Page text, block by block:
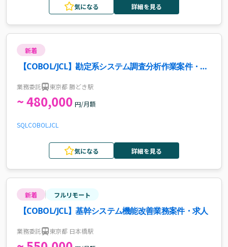
気になる 詳細を見る
新着
【COBOL/JCL】勘定系システム調査分析作業案件・求
業務委託 東京都 勝どき駅
~ 480,000 円/月額
SQL COBOL JCL
気になる 詳細を見る
新着 フルリモート
【COBOL/JCL】基幹システム機能改善業務案件・求人
業務委託 東京都 日本橋駅